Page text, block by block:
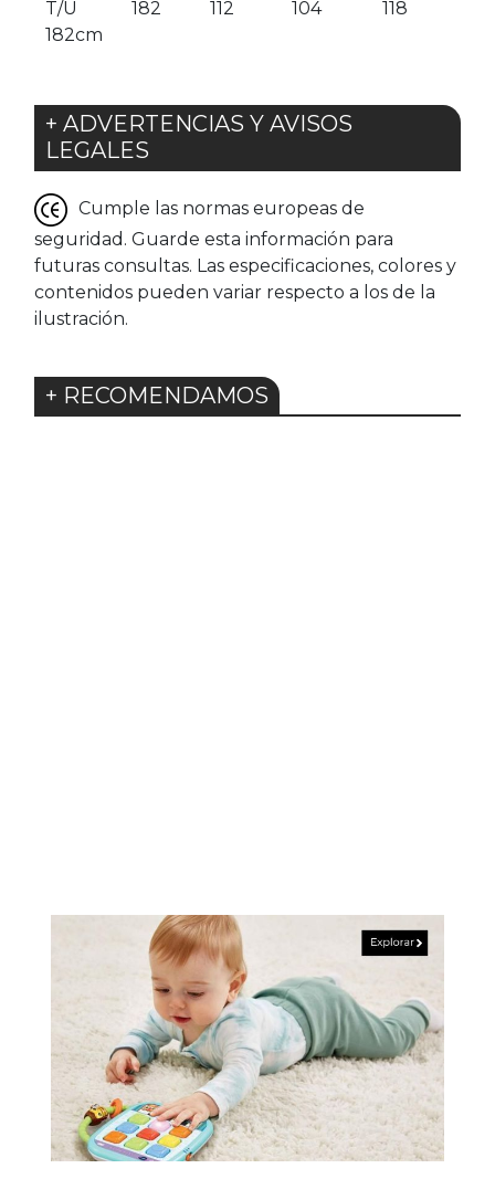
T/U
182cm
182 112 104 118
+ ADVERTENCIAS Y AVISOS
LEGALES
Cumple las normas europeas de
seguridad. Guarde esta información para
futuras consultas. Las especificaciones, colores y
contenidos pueden variar respecto a los de la
ilustración.
+ RECOMENDAMOS